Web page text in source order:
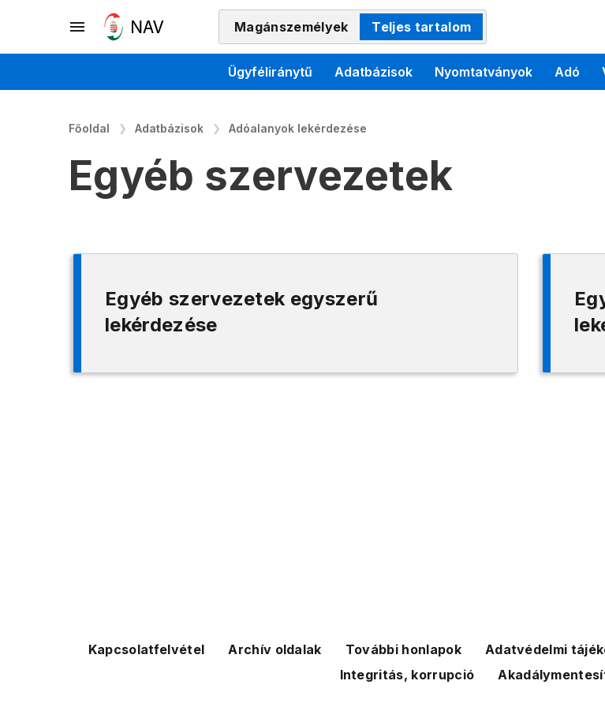
Magánszemélyek Teljes tartalom
Ügyféliránytű Adatbázisok Nyomtatványok Adó
Főoldal Adatbázisok Adóalanyok lekérdezése
Egyéb szervezetek
Egyéb szervezetek egyszerű
lekérdezése
Kapcsolatfelvétel Archív oldalak További honlapok Adatvédelmi
Integritás, korrupció